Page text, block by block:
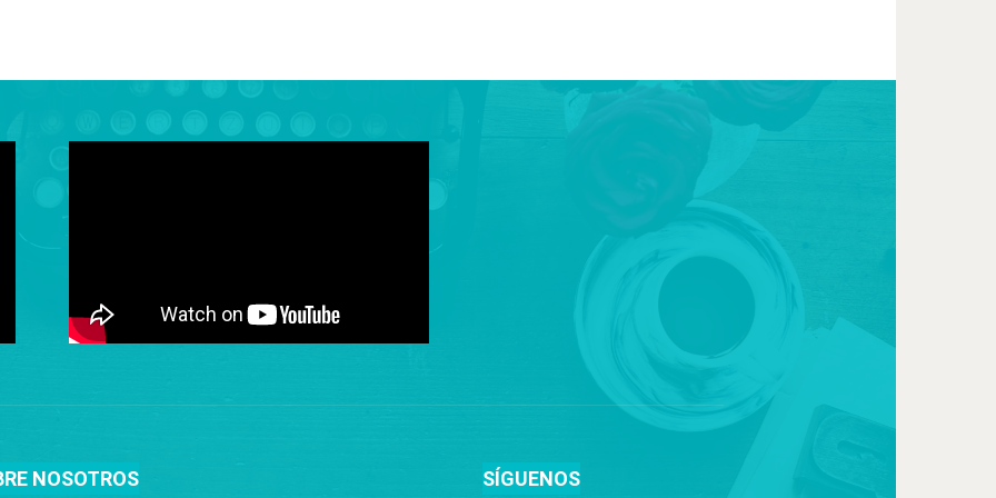
NOSOTROS SÍGUENOS